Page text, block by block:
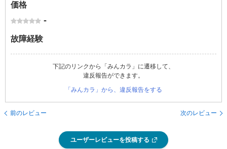
価格
-
故障経験
下記のリンクから「みんカラ」に遷移して、
違反報告ができます。
「みんカラ」から、違反報告をする
前のレビュー 次のレビュー
ユーザーレビューを投稿する